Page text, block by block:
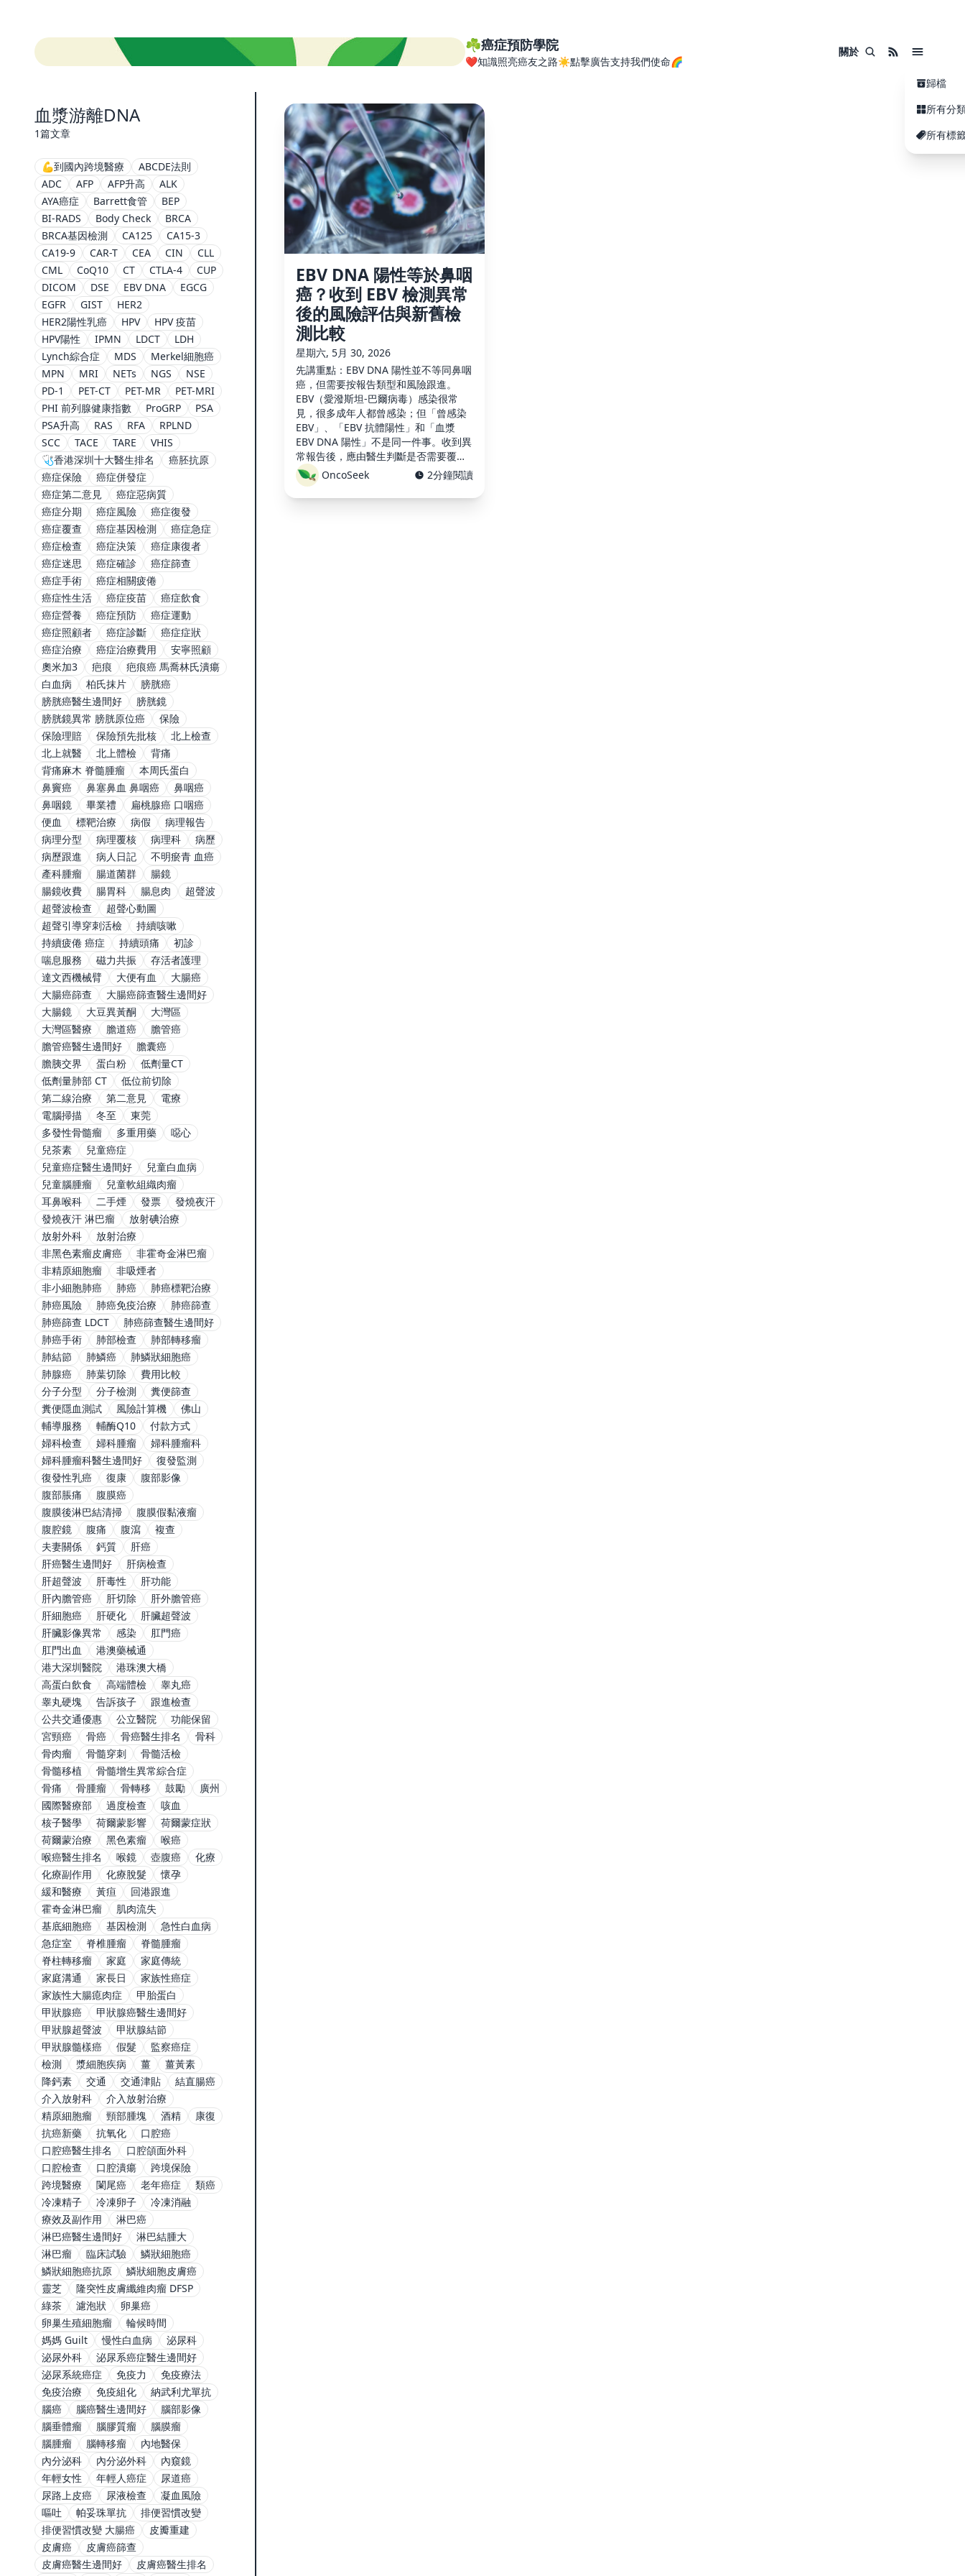
☘️癌症預防學院
❤️知識照亮癌友之路☀️點擊廣告支持我們使命🌈
關於
歸檔
所有分
所有標
血漿游離DNA
1篇文章
💪到國內跨境醫療
ABCDE法則
ADC
AFP AFP升高
ALK
AYA癌症
Barrett食管
BEP
BI-RADS
Body Check
BRCA
BRCA基因檢測
CA125
CA15-3
CA19-9
CAR-T CEA CIN
CLL
CML
CoQ10 CT CTLA-4
CUP
DICOM
DSE EBV DNA
EGCG
EGFR
GIST
HER2
HER2陽性乳癌
HPV
HPV 疫苗
HPV陽性
IPMN LDCT
LDH
Lynch綜合症
MDS
Merkel細胞癌
MPN
MRI NETs NGS
NSE
PD-1
PET-CT PET-MR
PET-MRI
PHI 前列腺健康指數
ProGRP
PSA
PSA升高
RAS RFA
RPLND
SCC
TACE TARE
VHIS
🩺香港深圳十大醫生排名
癌胚抗原
癌症保險
癌症併發症
癌症第二意見
癌症惡病質
癌症分期
癌症風險
癌症復發
癌症覆查
癌症基因檢測
癌症急症
癌症檢查
癌症決策
癌症康復者
癌症迷思
癌症確診
癌症篩查
癌症手術
癌症相關疲倦
癌症性生活
癌症疫苗
癌症飲食
癌症營養
癌症預防
癌症運動
癌症照顧者
癌症診斷
癌症症狀
癌症治療
癌症治療費用
安寧照顧
奧米加3
疤痕
疤痕癌 馬喬林氏潰瘍
白血病
柏氏抹片
膀胱癌
膀胱癌醫生邊間好
膀胱鏡
膀胱鏡異常 膀胱原位癌
保險
保險理賠
保險預先批核
北上檢查
北上就醫
北上體檢
背痛
背痛麻木 脊髓腫瘤
本周氏蛋白
鼻竇癌
鼻塞鼻血 鼻咽癌
鼻咽癌
鼻咽鏡
畢業禮
扁桃腺癌 口咽癌
便血
標靶治療 病假
病理報告
病理分型
病理覆核 病理科
病歷
病歷跟進
病人日記
不明瘀青 血癌
產科腫瘤
腸道菌群
腸鏡
腸鏡收費
腸胃科 腸息肉
超聲波
超聲波檢查
超聲心動圖
超聲引導穿刺活檢
持續咳嗽
持續疲倦 癌症
持續頭痛
初診
喘息服務
磁力共振
存活者護理
達文西機械臂
大便有血
大腸癌
大腸癌篩查
大腸癌篩查醫生邊間好
大腸鏡
大豆異黃酮
大灣區
大灣區醫療
膽道癌
膽管癌
膽管癌醫生邊間好
膽囊癌
膽胰交界
蛋白粉
低劑量CT
低劑量肺部 CT
低位前切除
第二線治療
第二意見
電療
電腦掃描
冬至
東莞
多發性骨髓瘤
多重用藥
噁心
兒茶素
兒童癌症
兒童癌症醫生邊間好
兒童白血病
兒童腦腫瘤
兒童軟組織肉瘤
耳鼻喉科
二手煙 發票
發燒夜汗
發燒夜汗 淋巴瘤
放射碘治療
放射外科
放射治療
非黑色素瘤皮膚癌
非霍奇金淋巴瘤
非精原細胞瘤
非吸煙者
非小細胞肺癌
肺癌
肺癌標靶治療
肺癌風險
肺癌免疫治療
肺癌篩查
肺癌篩查 LDCT
肺癌篩查醫生邊間好
肺癌手術
肺部檢查
肺部轉移瘤
肺結節
肺鱗癌
肺鱗狀細胞癌
肺腺癌
肺葉切除
費用比較
分子分型
分子檢測
糞便篩查
糞便隱血測試
風險計算機
佛山
輔導服務
輔酶Q10
付款方式
婦科檢查
婦科腫瘤
婦科腫瘤科
婦科腫瘤科醫生邊間好
復發監測
復發性乳癌
復康
腹部影像
腹部脹痛
腹膜癌
腹膜後淋巴結清掃
腹膜假黏液瘤
腹腔鏡
腹痛 腹瀉
複查
夫妻關係
鈣質
肝癌
肝癌醫生邊間好
肝病檢查
肝超聲波
肝毒性
肝功能
肝內膽管癌
肝切除
肝外膽管癌
肝細胞癌
肝硬化
肝臟超聲波
肝臟影像異常
感染
肛門癌
肛門出血
港澳藥械通
港大深圳醫院
港珠澳大橋
高蛋白飲食
高端體檢
睾丸癌
睾丸硬塊
告訴孩子
跟進檢查
公共交通優惠
公立醫院
功能保留
宮頸癌
骨癌 骨癌醫生排名
骨科
骨肉瘤
骨髓穿刺
骨髓活檢
骨髓移植
骨髓增生異常綜合症
骨痛
骨腫瘤 骨轉移 鼓勵
廣州
國際醫療部
過度檢查
咳血
核子醫學
荷爾蒙影響
荷爾蒙症狀
荷爾蒙治療
黑色素瘤
喉癌
喉癌醫生排名
喉鏡 壺腹癌
化療
化療副作用
化療脫髮
懷孕
緩和醫療
黃疸
回港跟進
霍奇金淋巴瘤
肌肉流失
基底細胞癌
基因檢測
急性白血病
急症室
脊椎腫瘤
脊髓腫瘤
脊柱轉移瘤
家庭
家庭傳統
家庭溝通
家長日
家族性癌症
家族性大腸瘜肉症
甲胎蛋白
甲狀腺癌
甲狀腺癌醫生邊間好
甲狀腺超聲波
甲狀腺結節
甲狀腺髓樣癌
假髮
監察癌症
檢測
漿細胞疾病 薑
薑黃素
降鈣素
交通 交通津貼
結直腸癌
介入放射科
介入放射治療
精原細胞瘤
頸部腫塊 酒精
康復
抗癌新藥
抗氧化
口腔癌
口腔癌醫生排名
口腔頜面外科
口腔檢查
口腔潰瘍
跨境保險
跨境醫療
闌尾癌 老年癌症
類癌
冷凍精子
冷凍卵子
冷凍消融
療效及副作用
淋巴癌
淋巴癌醫生邊間好
淋巴結腫大
淋巴瘤
臨床試驗
鱗狀細胞癌
鱗狀細胞癌抗原
鱗狀細胞皮膚癌
靈芝
隆突性皮膚纖維肉瘤 DFSP
綠茶
濾泡狀
卵巢癌
卵巢生殖細胞瘤
輪候時間
媽媽 Guilt
慢性白血病
泌尿科
泌尿外科
泌尿系癌症醫生邊間好
泌尿系統癌症
免疫力
免疫療法
免疫治療
免疫組化
納武利尤單抗
腦癌
腦癌醫生邊間好
腦部影像
腦垂體瘤
腦膠質瘤
腦膜瘤
腦腫瘤
腦轉移瘤
內地醫保
內分泌科
內分泌外科
內窺鏡
年輕女性
年輕人癌症
尿道癌
尿路上皮癌
尿液檢查
凝血風險
嘔吐
帕妥珠單抗
排便習慣改變
排便習慣改變 大腸癌
皮瓣重建
皮膚癌
皮膚癌篩查
皮膚癌醫生邊間好
皮膚癌醫生排名
EBV DNA 陽性等於鼻咽
癌？收到 EBV 檢測異常
後的風險評估與新舊檢
測比較
星期六, 5月 30, 2026
先講重點：EBV DNA 陽性並不等同鼻咽
癌，但需要按報告類型和風險跟進。
EBV（愛潑斯坦-巴爾病毒）感染很常
見，很多成年人都曾感染；但「曾感染
EBV」、「EBV 抗體陽性」和「血漿
EBV DNA 陽性」不是同一件事。收到異
常報告後，應由醫生判斷是否需要覆
驗、鼻咽內視鏡、影像檢查或耳鼻喉科
轉介。 本文為健康教育資料，不能診斷
鼻咽癌、排除病變，亦不代替醫 …
OncoSeek 2分鐘閱讀